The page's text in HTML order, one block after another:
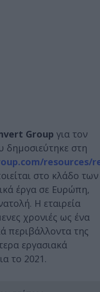
Group για τον
δημοσιεύτηκε στη
resources/
στο κλάδο των
έργα σε Ευρώπη,
Η εταιρεία
χρονιές ως ένα
περιβάλλοντα της
εργασιακά
το 2021.